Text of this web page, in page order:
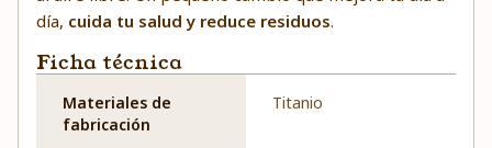
día, cuida tu salud y reduce residuos.
Ficha técnica
Materiales de
fabricación
Titanio